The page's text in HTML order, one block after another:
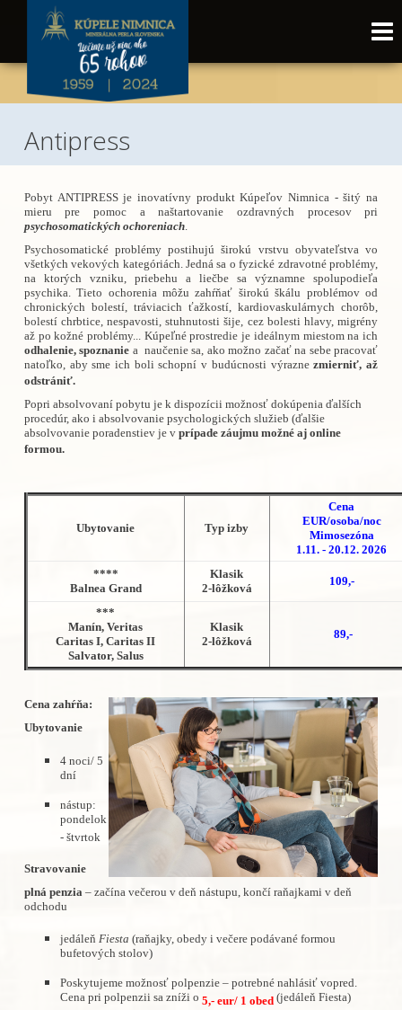
Antipress
Pobyt ANTIPRESS je inovatívny produkt Kúpeľov Nimnica - šitý na
mieru pre pomoc a naštartovanie ozdravných procesov pri
psychosomatických ochoreniach.
Psychosomatické problémy postihujú širokú vrstvu obyvateľstva vo
všetkých vekových kategóriách. Jedná sa o fyzické zdravotné problémy,
na ktorých vzniku, priebehu a liečbe sa významne spolupodieľa
psychika. Tieto ochorenia môžu zahŕňať širokú škálu problémov od
chronických bolestí, tráviacich ťažkostí, kardiovaskulárnych chorôb,
bolestí chrbtice, nespavosti, stuhnutosti šije, cez bolesti hlavy, migrény
až po kožné problémy... Kúpeľné prostredie je ideálnym miestom na ich
odhalenie, spoznanie a naučenie sa, ako možno začať na sebe pracovať
natoľko, aby sme ich boli schopní v budúcnosti výraznezmierniť, až
odstrániť.
Popri absolvovaní pobytu je k dispozícii možnosť dokúpenia ďalších
procedúr, ako i absolvovanie psychologických služieb (ďalšie
absolvovanie poradenstiev je v prípade záujmu možné aj online
formou.
Ubytovanie Typ izby
Cena
EUR/osoba/noc
Mimosezóna
1.11. - 20.12. 2026
****
Balnea Grand
Klasik
2-lôžková
109,-
***
Manín,Veritas
Caritas I,Caritas II
Salvator, Salus
Klasik
2-lôžková
89,-
Cena zahŕňa:
Ubytovanie
4 noci/ 5
dní
nástup:
pondelok
- štvrtok
Stravovanie
plná penzia – začína večerou v deň nástupu, končí raňajkami v deň
odchodu
jedáleň Fiesta (raňajky, obedy i večere podávané formou
bufetových stolov)
Poskytujeme možnosť polpenzie – potrebné nahlásiť vopred.
Cena pri polpenzii sa zníži o 5,- eur/ 1 obed(jedáleň Fiesta)